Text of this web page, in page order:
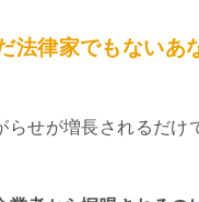
法律家でもないあ
らせが増長されるだけ